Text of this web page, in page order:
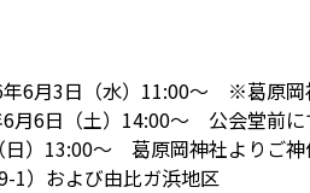
年6月3日（水）11:00〜 ※葛原岡
6月6日（土）14:00〜 公会堂前に
日）13:00〜 葛原岡神社よりご
1）および由比ガ浜地区